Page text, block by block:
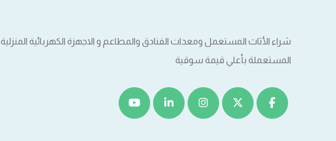
شراء الأثاث المستعمل ومعدات الفنادق والمطاعم و الاجهزة الكهربائية المنزلية
المستعملة بأعلي قيمة سوقية